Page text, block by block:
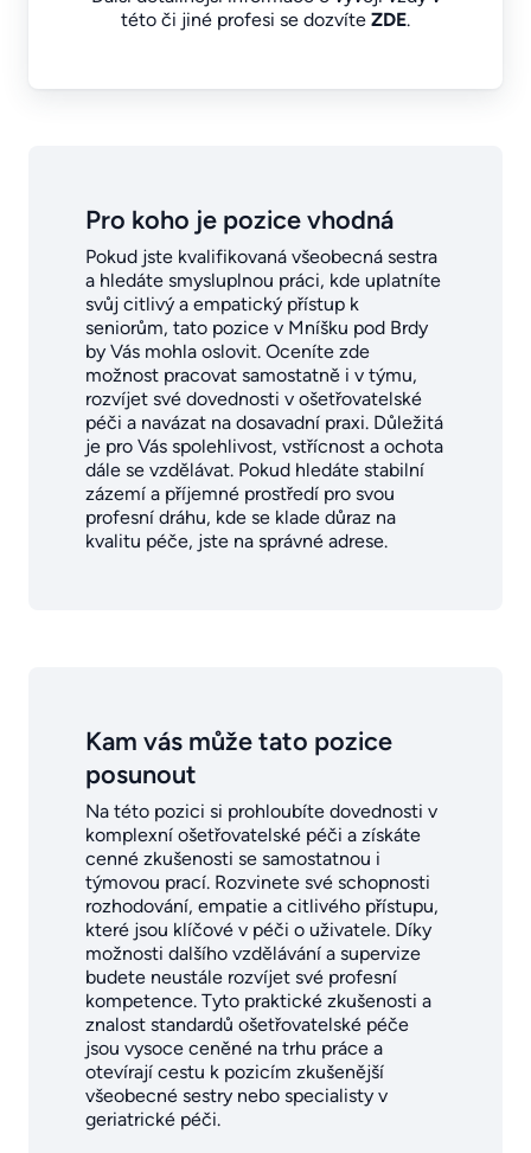
této či jiné profesi se dozvíte ZDE.
Pro koho je pozice vhodná
Pokud jste kvalifikovaná všeobecná sestra
a hledáte smysluplnou práci, kde uplatníte
svůj citlivý a empatický přístup k
seniorům, tato pozice v Mníšku pod Brdy
by Vás mohla oslovit. Oceníte zde
možnost pracovat samostatně i v týmu,
rozvíjet své dovednosti v ošetřovatelské
péči a navázat na dosavadní praxi. Důležitá
je pro Vás spolehlivost, vstřícnost a ochota
dále se vzdělávat. Pokud hledáte stabilní
zázemí a příjemné prostředí pro svou
profesní dráhu, kde se klade důraz na
kvalitu péče, jste na správné adrese.
Kam vás může tato pozice
posunout
Na této pozici si prohloubíte dovednosti v
komplexní ošetřovatelské péči a získáte
cenné zkušenosti se samostatnou i
týmovou prací. Rozvinete své schopnosti
rozhodování, empatie a citlivého přístupu,
které jsou klíčové v péči o uživatele. Díky
možnosti dalšího vzdělávání a supervize
budete neustále rozvíjet své profesní
kompetence. Tyto praktické zkušenosti a
znalost standardů ošetřovatelské péče
jsou vysoce ceněné na trhu práce a
otevírají cestu k pozicím zkušenější
všeobecné sestry nebo specialisty v
geriatrické péči.